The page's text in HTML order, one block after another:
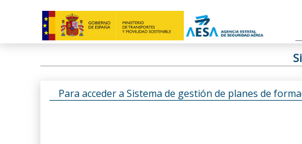
Para acceder a Sistema de gestión de planes de